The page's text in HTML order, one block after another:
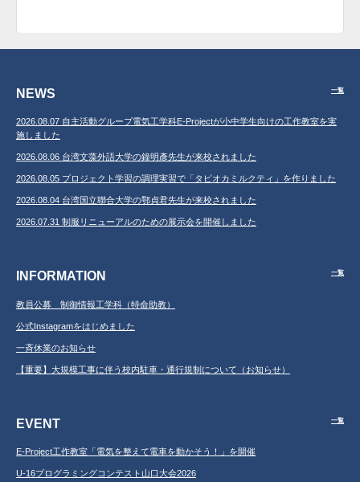
NEWS 一覧
2026.08.07 自主活動グループ電気工学科E-Projectが小中学生向けの工作教室を実
施しました
2026.08.06 台湾文藻外語大学の鐘明彥先生が来校されました
2026.08.05 プロジェクト学習の調理実習で「タピオカミルクティ」を作りました
2026.08.04 台湾国立聯合大学の鄂貞君先生が来校されました
2026.07.31 制服リニューアルのための展示会を開催しました
INFORMATION 一覧
教員公募 制御情報工学科（特命助教）
公式Instagramをはじめました
一斉休業のお知らせ
【重要】大規模工事に伴う校内駐車・通行規制について（お知らせ）
EVENT 一覧
E-Project工作教室「電気を整えて電車を動かそう！」を開催
U-16プログラミングコンテスト山口大会2026